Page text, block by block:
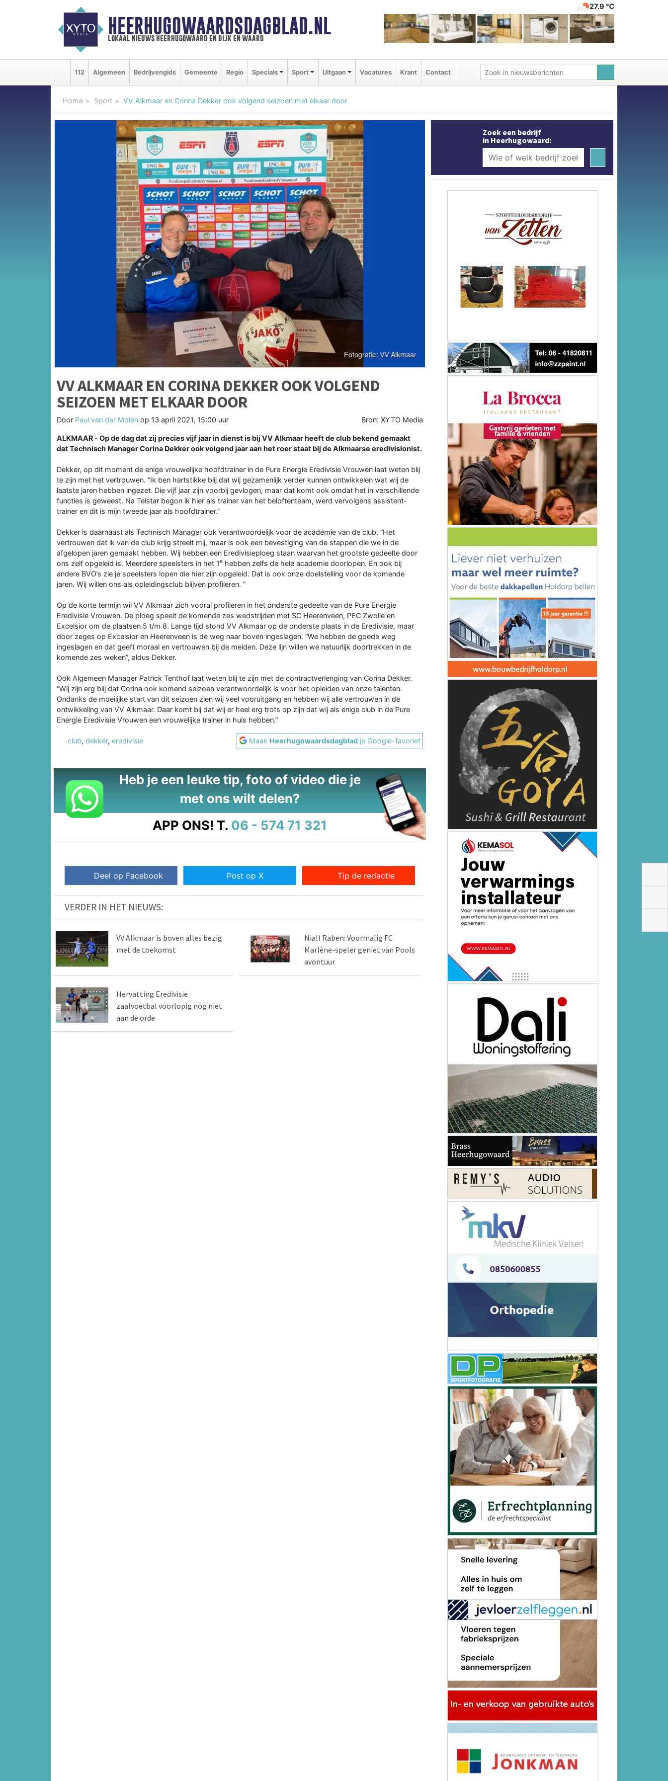
HEERHUGOWAARDSDAGBLAD.NL
lokaal nieuws heerhugowaard en dijk en waard
27.9 ℃
112 Algemeen Bedrijvengids Gemeente Regio Specials Sport Uitgaan Vacatures Krant Contact
Home Sport VV Alkmaar en Corina Dekker ook volgend seizoen met elkaar door
VV ALKMAAR EN CORINA DEKKER OOK VOLGEND
SEIZOEN MET ELKAAR DOOR
Door Paul van der Molen op 13 april 2021, 15:00 uur Bron: XYTO Media
ALKMAAR - Op de dag dat zij precies vijf jaar in dienst is bij VV Alkmaar heeft de club bekend gemaakt
dat Technisch Manager Corina Dekker ook volgend jaar aan het roer staat bij de Alkmaarse eredivisionist.
Dekker, op dit moment de enige vrouwelijke hoofdtrainer in de Pure Energie Eredivisie Vrouwen laat weten blij
te zijn met het vertrouwen. “Ik ben hartstikke blij dat wij gezamenlijk verder kunnen ontwikkelen wat wij de
laatste jaren hebben ingezet. Die vijf jaar zijn voorbij gevlogen, maar dat komt ook omdat het in verschillende
functies is geweest. Na Telstar begon ik hier als trainer van het beloftenteam, werd vervolgens assistent-
trainer en dit is mijn tweede jaar als hoofdtrainer.”
Dekker is daarnaast als Technisch Manager ook verantwoordelijk voor de academie van de club. “Het
vertrouwen dat ik van de club krijg streelt mij, maar is ook een bevestiging van de stappen die we in de
afgelopen jaren gemaakt hebben. Wij hebben een Eredivisieploeg staan waarvan het grootste gedeelte door
ons zelf opgeleid is. Meerdere speelsters in het 1e hebben zelfs de hele academie doorlopen. En ook bij
andere BVO’s zie je speelsters lopen die hier zijn opgeleid. Dat is ook onze doelstelling voor de komende
jaren. Wij willen ons als opleidingsclub blijven profileren. ”
Op de korte termijn wil VV Alkmaar zich vooral profileren in het onderste gedeelte van de Pure Energie
Eredivisie Vrouwen. De ploeg speelt de komende zes wedstrijden met SC Heerenveen, PEC Zwolle en
Excelsior om de plaatsen 5 t/m 8. Lange tijd stond VV Alkmaar op de onderste plaats in de Eredivisie, maar
door zeges op Excelsior en Heerenveen is de weg naar boven ingeslagen. “We hebben de goede weg
ingeslagen en dat geeft moraal en vertrouwen bij de meiden. Deze lijn willen we natuurlijk doortrekken in de
komende zes weken”, aldus Dekker.
Ook Algemeen Manager Patrick Tenthof laat weten blij te zijn met de contractverlenging van Corina Dekker.
“Wij zijn erg blij dat Corina ook komend seizoen verantwoordelijk is voor het opleiden van onze talenten.
Ondanks de moeilijke start van dit seizoen zien wij veel vooruitgang en hebben wij alle vertrouwen in de
ontwikkeling van VV Alkmaar. Daar komt bij dat wij er heel erg trots op zijn dat wij als enige club in de Pure
Energie Eredivisie Vrouwen een vrouwelijke trainer in huis hebben.”
club, dekker, eredivisie Maak Heerhugowaardsdagblad je Google-favoriet
Heb je een leuke tip, foto of video die je
met ons wilt delen?
APP ONS! T. 06 - 574 71 321
Deel op Facebook Post op X Tip de redactie
VERDER IN HET NIEUWS:
VV Alkmaar is boven alles bezig
met de toekomst
Niall Raben: Voormalig FC
Marlène-speler geniet van Pools
avontuur
Hervatting Eredivisie
zaalvoetbal voorlopig nog niet
aan de orde
Zoek een bedrijf
in Heerhugowaard: